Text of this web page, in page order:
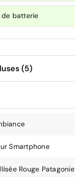
batterie
(5)
Smartphone
Rouge Patagonie